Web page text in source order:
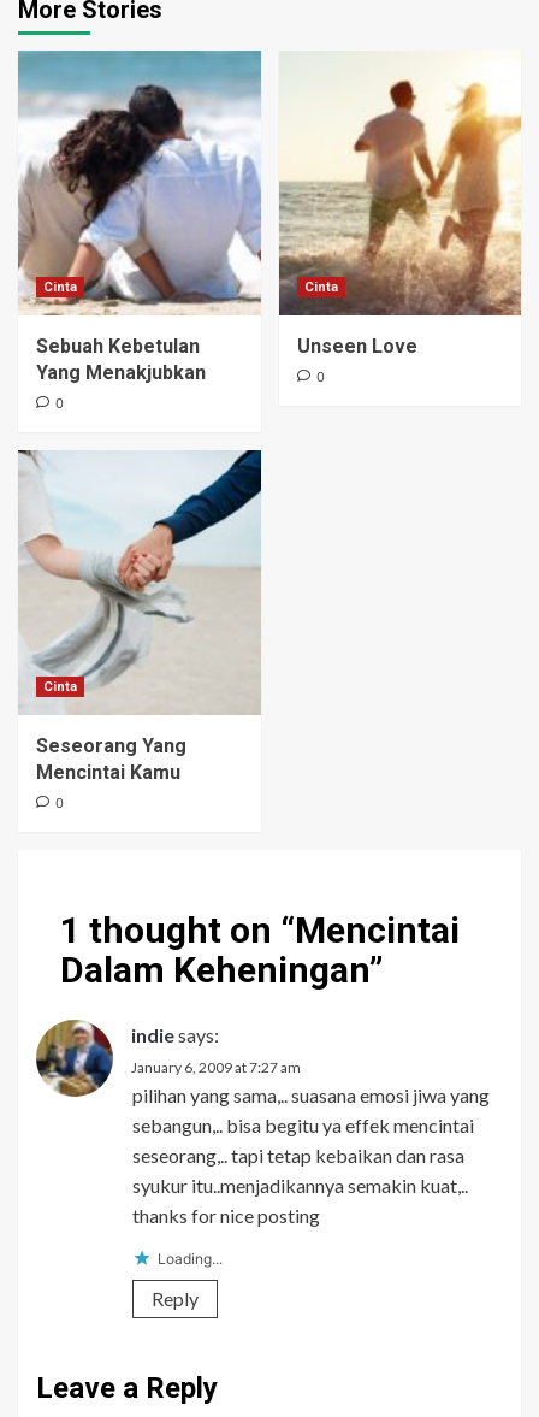
More Stories
Cinta
Sebuah Kebetulan
Yang Menakjubkan
0
Cinta
Unseen Love
0
Cinta
Seseorang Yang
Mencintai Kamu
0
1 thought on “Mencintai
Dalam Keheningan”
indiesays:
January 6, 2009 at 7:27 am
pilihan yang sama,.. suasana emosi jiwa yang
sebangun,.. bisa begitu ya effek mencintai
seseorang,.. tapi tetap kebaikan dan rasa
syukur itu..menjadikannya semakin kuat,..
thanks for nice posting
Loading...
Reply
Leave a Reply